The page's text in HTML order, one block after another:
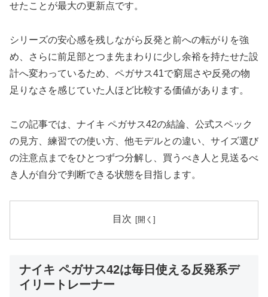
せたことが最大の更新点です。
シリーズの安心感を残しながら反発と前への転がりを強
め、さらに前足部とつま先まわりに少し余裕を持たせた設
計へ変わっているため、ペガサス41で窮屈さや反発の物
足りなさを感じていた人ほど比較する価値があります。
この記事では、ナイキ ペガサス42の結論、公式スペック
の見方、練習での使い方、他モデルとの違い、サイズ選び
の注意点までをひとつずつ分解し、買うべき人と見送るべ
き人が自分で判断できる状態を目指します。
目次
ナイキ ペガサス42は毎日使える反発系デ
イリートレーナー